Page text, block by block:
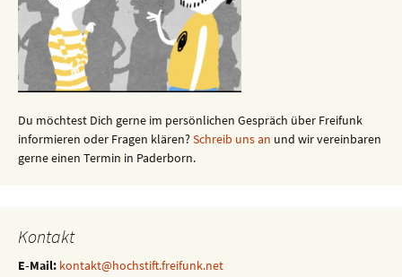
Du möchtest Dich gerne im persönlichen Gespräch über Freifunk
informieren oder Fragen klären?Schreib uns an und wir vereinbaren
gerne einen Termin in Paderborn.
Kontakt
E-Mail: kontakt@hochstift.freifunk.net